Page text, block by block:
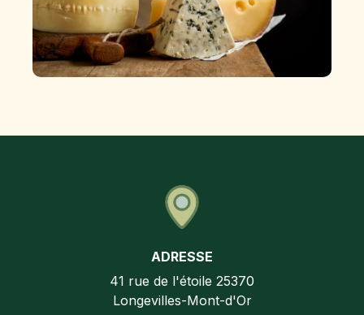
ADRESSE
41 rue de l'étoile 25370
Longevilles-Mont-d'Or